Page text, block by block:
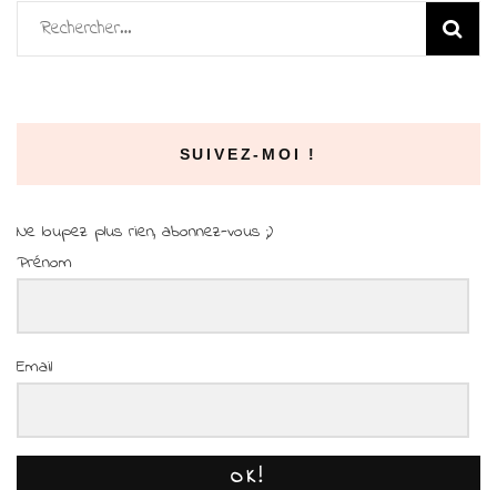
Rechercher :
SUIVEZ-MOI !
Ne loupez plus rien, abonnez-vous ;)
Prénom
Email
OK!